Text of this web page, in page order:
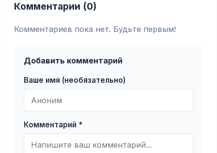
Комментарии (0)
Комментариев пока нет. Будьте первым!
Добавить комментарий
Ваше имя (необязательно)
Комментарий *